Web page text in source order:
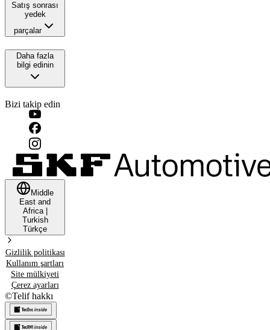
Satış sonrası
yedek
parçalar
Daha fazla
bilgi edinin
Bizi takip edin
Middle
East and
Africa|
Turkish
Türkçe
Gizlilik politikası
Kullanım şartları
Site mülkiyeti
Çerez ayarları
©Telif hakkı